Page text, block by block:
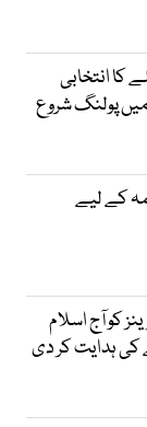
کا انتخابی
کے لیے
کو آج اسلام
کی ہدایت کر دی